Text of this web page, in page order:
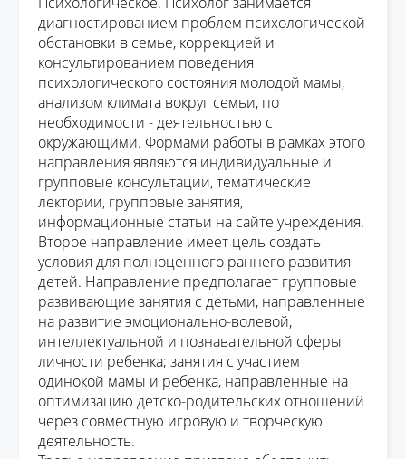
диагностированием проблем психологической
обстановки в семье, коррекцией и
консультированием поведения
психологического состояния молодой мамы,
анализом климата вокруг семьи, по
необходимости -деятельностью с
окружающими. Формами работы в рамках этого
направления являются индивидуальные и
групповые консультации, тематические
лектории, групповые занятия,
информационные статьи на сайте учреждения.
Второе направление имеет цель создать
условия для полноценного раннего развития
детей. Направление предполагает групповые
развивающие занятия с детьми, направленные
на развитие эмоционально-волевой,
интеллектуальной и познавательной сферы
личности ребенка; занятия с участием
одинокой мамы и ребенка, направленные на
оптимизацию детско-родительских отношений
через совместную игровую и творческую
деятельность.